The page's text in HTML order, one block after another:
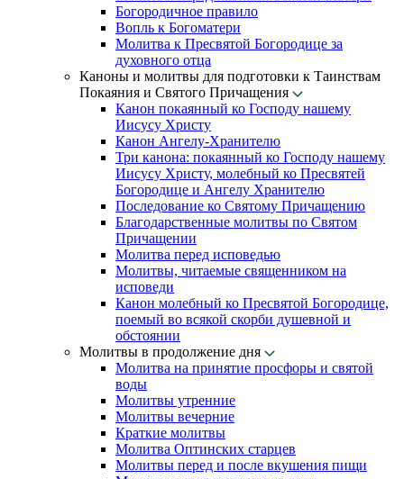
Богородичное правило
Вопль к Богоматери
Молитва к Пресвятой Богородице за
духовного отца
Каноны и молитвы для подготовки к Таинствам
Покаяния и Святого Причащения
Канон покаянный ко Господу нашему
Иисусу Христу
Канон Ангелу-Хранителю
Три канона: покаянный ко Господу нашему
Иисусу Христу, молебный ко Пресвятей
Богородице и Ангелу Хранителю
Последование ко Святому Причащению
Благодарственные молитвы по Святом
Причащении
Молитва перед исповедью
Молитвы, читаемые священником на
исповеди
Канон молебный ко Пресвятой Богородице,
поемый во всякой скорби душевной и
обстоянии
Молитвы в продолжение дня
Молитва на принятие просфоры и святой
воды
Молитвы утренние
Молитвы вечерние
Краткие молитвы
Молитва Оптинских старцев
Молитвы перед и после вкушения пищи